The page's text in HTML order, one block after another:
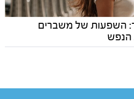
השפעות של משברים
הנפש